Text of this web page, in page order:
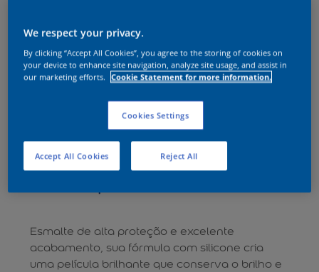
Esmalte de alta proteção e excelente
acabamento, sua fórmula com silicone cria
uma película brilhante que conserva o brilho e
We respect your privacy.
By clicking “Accept All Cookies”, you agree to the storing of cookies on
your device to enhance site navigation, analyze site usage, and assist in
our marketing efforts.
Cookie Statement for more information.
Cookies Settings
Reject All
Accept All Cookies